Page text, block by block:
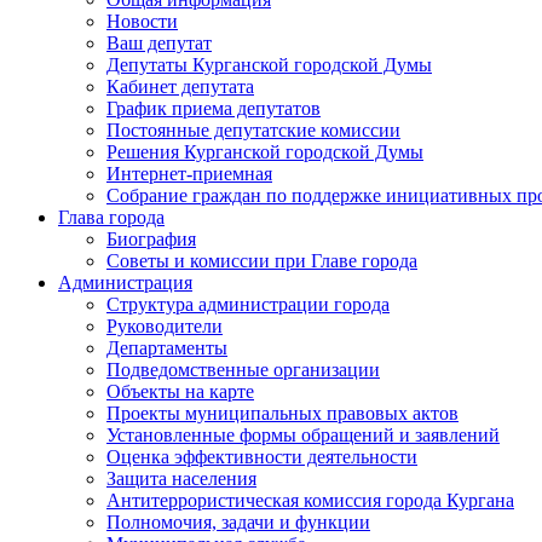
Новости
Ваш депутат
Депутаты Курганской городской Думы
Кабинет депутата
График приема депутатов
Постоянные депутатские комиссии
Решения Курганской городской Думы
Интернет-приемная
Собрание граждан по поддержке инициативных
Глава города
Биография
Советы и комиссии при Главе города
Администрация
Структура администрации города
Руководители
Департаменты
Подведомственные организации
Объекты на карте
Проекты муниципальных правовых актов
Установленные формы обращений и заявлений
Оценка эффективности деятельности
Защита населения
Антитеррористическая комиссия города Кургана
Полномочия, задачи и функции